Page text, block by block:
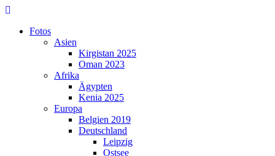
Skip
contentFotos
Asien
Kirgistan 2025
Oman 2023
Afrika
Ägypten
Kenia 2025
Europa
Belgien 2019
Deutschland
Leipzig
Ostsee